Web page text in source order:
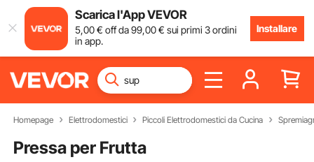
Scarica l'App VEVOR
5,00€ off da99,00€ sui primi 3 ordini
in app.
Installare
Homepage Elettrodomestici Piccoli Elettrodomestici da Cucina
Pressa per Frutta